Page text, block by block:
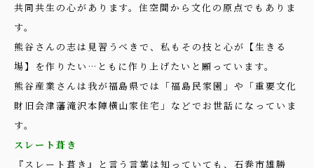
共同共生の心があります。住空間から文化の原点でもありま
す。
熊谷さんの志は見習うべきで、私もその技と心が【生きる
場】を作りたい…ともに作り上げたいと願っています。
熊谷産業さんは我が福島県では「福島民家園」や「重要文化
財旧会津藩滝沢本陣横山家住宅」などでお世話になっていま
す。
スレート葺き
『スレート葺き』と言う言葉は知っていても、石巻市雄勝